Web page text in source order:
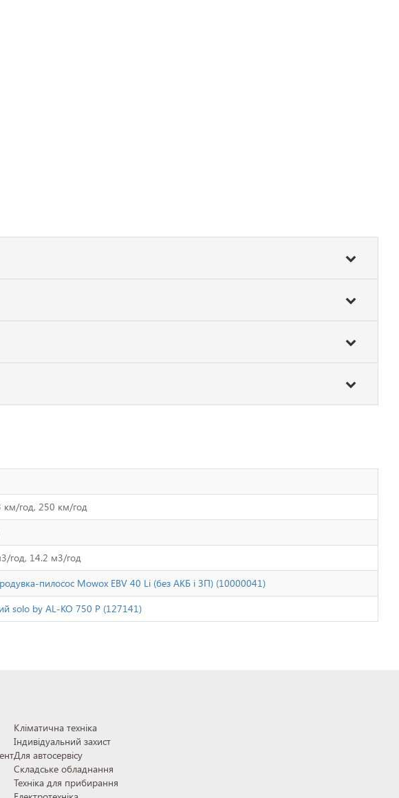
км/год, 250 км/год
год, 14.2 м3/год
пилосос Mowox EBV 40 Li (без АКБ і ЗП) (10000041)
solo by AL-KO 750 P (127141)
Кліматична техніка
Індивідуальний захист
Для автосервісу
Складське обладнання
Техніка для прибирання